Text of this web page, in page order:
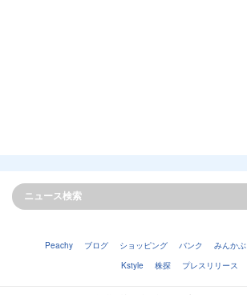
Peachy ブログ ショッピング バンク みんかぶ
Kstyle
株探 プレスリリース